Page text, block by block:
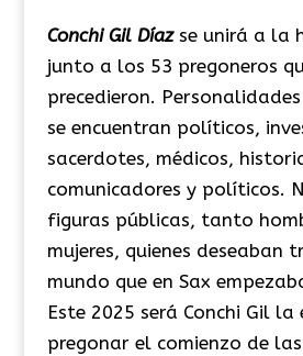
Conchi Gil Díaz se unirá a la
junto a los 53 pregoneros
precedieron.
se encuentran políticos,
sacerdotes, médicos,
comunicadores y políticos.
figuras públicas, tanto
mujeres, quienes deseaban
mundo que en Sax
Este 2025 será Conchi Gil
pregonar el comienzo de